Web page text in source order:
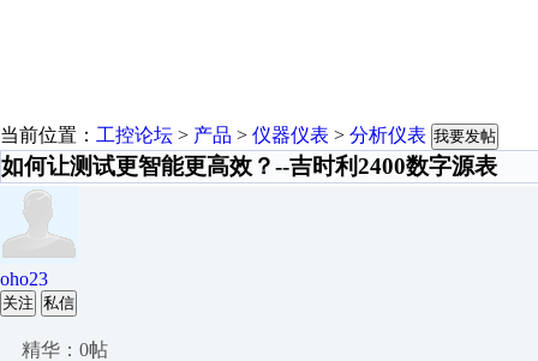
当前位置： 工控论坛 > 产品 > 仪器仪表 > 分析仪表 我要发帖
如何让测试更智能更高效？--吉时利2400数字源表
oho23
关注 私信
精华：0帖